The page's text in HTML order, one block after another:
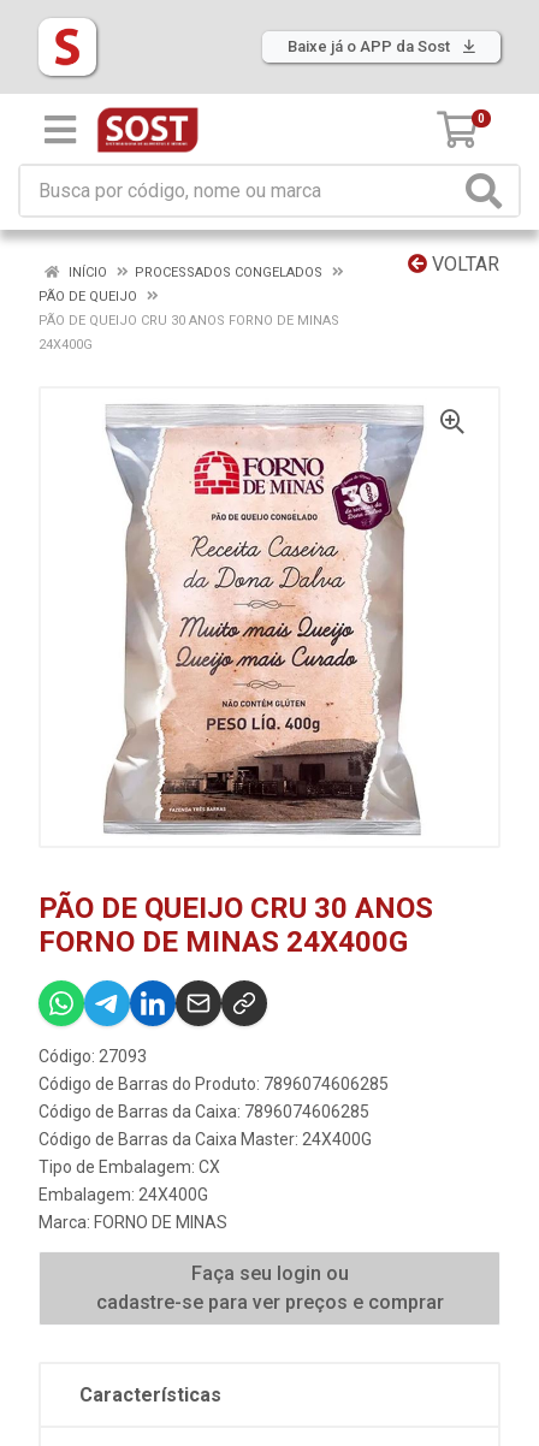
Baixe já o APP da Sost
0
VOLTAR
INÍCIO
PROCESSADOS CONGELADOS
PÃO DE QUEIJO
PÃO DE QUEIJO CRU 30 ANOS FORNO DE MINAS
24X400G
PÃO DE QUEIJO CRU 30 ANOS
FORNO DE MINAS 24X400G
Código: 27093
Código de Barras do Produto: 7896074606285
Código de Barras da Caixa: 7896074606285
Código de Barras da Caixa Master: 24X400G
Tipo de Embalagem: CX
Embalagem: 24X400G
Marca: FORNO DE MINAS
Faça seu login ou
cadastre-se para ver preços e comprar
Características